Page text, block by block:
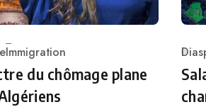
Immigration
du chômage plane